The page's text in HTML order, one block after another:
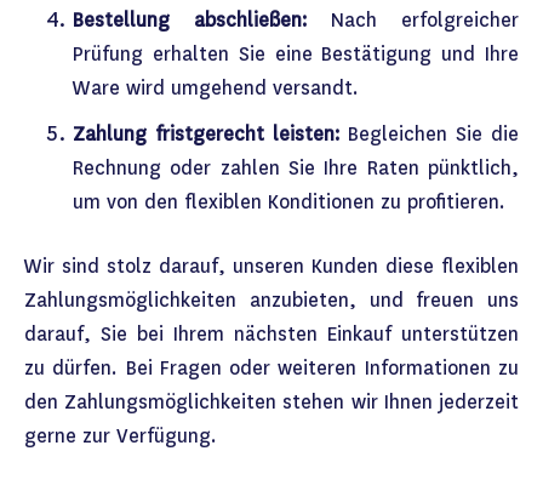
Bestellung abschließen: Nach erfolgreicher
Prüfung erhalten Sie eine Bestätigung und Ihre
Ware wird umgehend versandt.
Zahlung fristgerecht leisten: Begleichen Sie die
Rechnung oder zahlen Sie Ihre Raten pünktlich,
um von den flexiblen Konditionen zu profitieren.
Wir sind stolz darauf, unseren Kunden diese flexiblen
Zahlungsmöglichkeiten anzubieten, und freuen uns
darauf, Sie bei Ihrem nächsten Einkauf unterstützen
zu dürfen. Bei Fragen oder weiteren Informationen zu
den Zahlungsmöglichkeiten stehen wir Ihnen jederzeit
gerne zur Verfügung.